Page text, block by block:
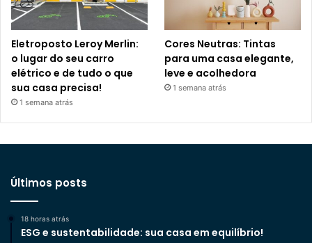
Eletroposto Leroy Merlin:
o lugar do seu carro
elétrico e de tudo o que
sua casa precisa!
1 semana atrás
Cores Neutras: Tintas
para uma casa elegante,
leve e acolhedora
1 semana atrás
Últimos posts
18 horas atrás
ESG e sustentabilidade: sua casa em equilíbrio!